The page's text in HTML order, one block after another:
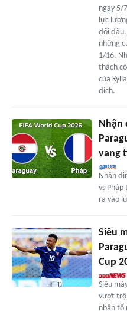
ngày 5/
lực
đối
những
1/16.
thách
của
địch.
Nhận
vang
Nhận
vs Pháp
ra vào
Siêu
Cup
Siêu
vượt trội
nhân tố